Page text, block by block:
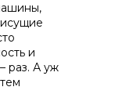
и
раз. А уж